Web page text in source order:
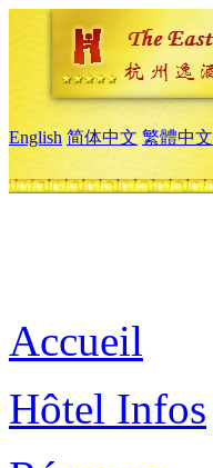
English 简体中文 繁體中文
Accueil
Hôtel Infos